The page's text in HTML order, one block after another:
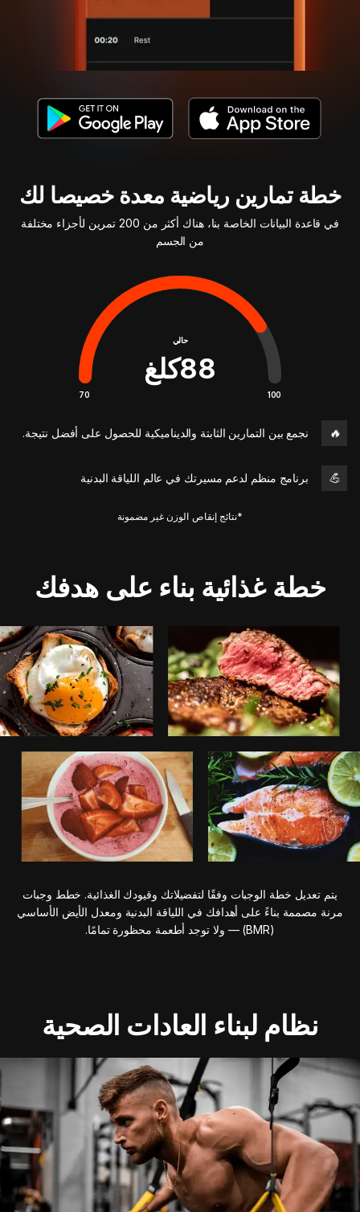
خطة تمارين رياضية معدة خصيصا لك
في قاعدة البيانات الخاصة بنا، هناك أكثر من 200 تمرين لأجزاء مختلفة
من الجسم
حالي
88كلغ
100
70
🔥 نجمع بين التمارين الثابتة والديناميكية للحصول على أفضل نتيجة.
💪 برنامج منظم لدعم مسيرتك في عالم اللياقة البدنية
*نتائج إنقاص الوزن غير مضمونة
خطة غذائية بناء على هدفك
يتم تعديل خطة الوجبات وفقًا لتفضيلاتك وقيودك الغذائية. خطط وجبات
مرنة مصممة بناءً على أهدافك في اللياقة البدنية ومعدل الأيض الأساسي
(BMR) — ولا توجد أطعمة محظورة تمامًا.
نظام لبناء العادات الصحية